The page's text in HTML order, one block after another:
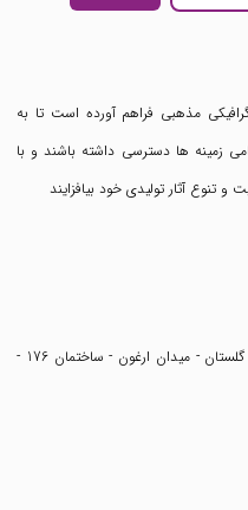
مذهبی فراهم آورده است تا به
زمینه ها دسترسی داشته باشند و با
و تنوع آثار تولیدی خود بیافزایند
تهران - شهر گلستان - بلوار گلستان - میدان ارغون - ساختمان 176 -